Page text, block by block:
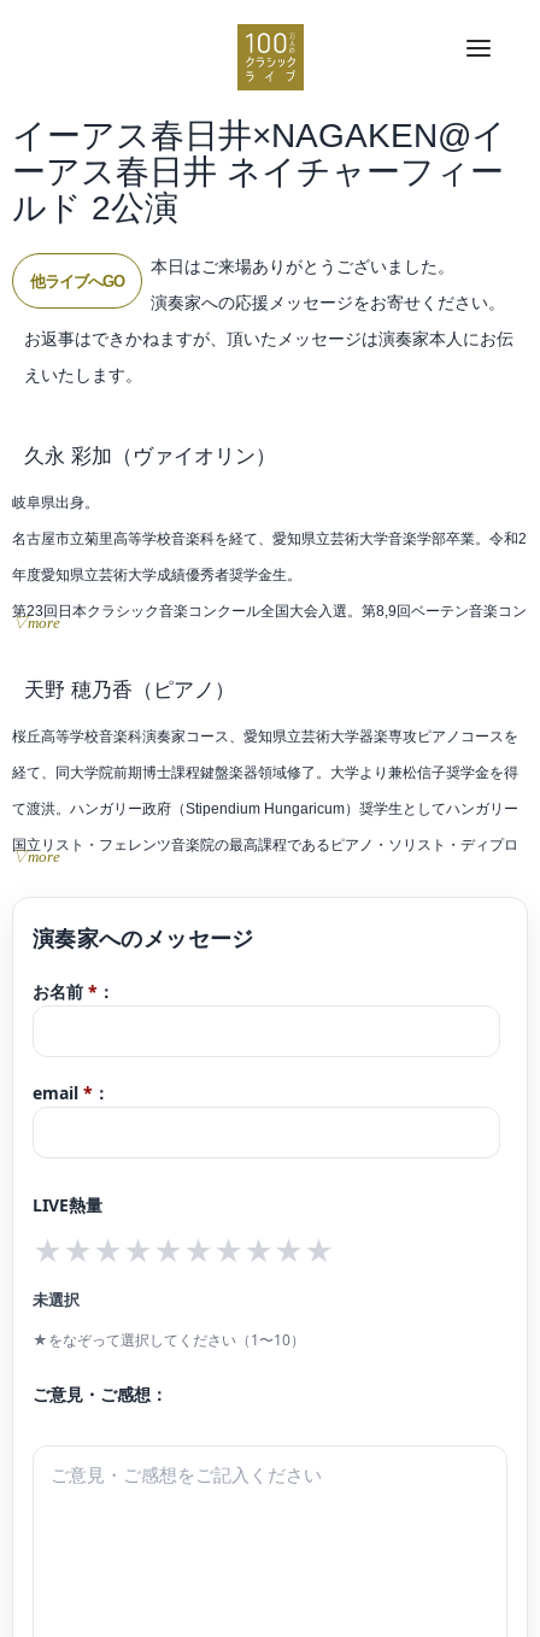
イーアス春日井×NAGAKEN@イ
ーアス春日井 ネイチャーフィー
ルド 2公演
他ライブへGO
本日はご来場ありがとうございました。
演奏家への応援メッセージをお寄せください。
お返事はできかねますが、頂いたメッセージは演奏家本人にお伝
えいたします。
久永 彩加 （ヴァイオリン）
岐阜県出身。
名古屋市立菊里高等学校音楽科を経て、愛知県立芸術大学音楽学部卒業。令和2
年度愛知県立芸術大学成績優秀者奨学金生。
第23回日本クラシック音楽コンクール全国大会入選。第8,9回ベーテン音楽コン
別賞受賞。第19回万里の長城杯国際音楽コンクール第1位、併せて理事長賞受
ョンにより「室内楽の楽しみ」「室内楽の夕べ」に出演。「清流の国ぎふ 文化
祭2024」の開会式にて、天皇皇后両陛下の御前で演奏。
2020〜2024年、第1期ぎふ弦楽器貸与プロジェクト〈STROAN〉メンバー。
第14回ミュージック・アカデミーinみやざき2021を受講。
これまでに花井晶子、古田央音、北垣紀子、白石禮子の各氏に師事。
▽more
天野 穂乃香 （ピアノ）
桜丘高等学校音楽科演奏家コース、愛知県立芸術大学器楽専攻ピアノコースを
経て、同大学院前期博士課程鍵盤楽器領域修了。大学より兼松信子奨学金を得
て渡洪。ハンガリー政府（Stipendium Hungaricum）奨学生としてハンガリー
国立リスト・フェレンツ音楽院の最高課程であるピアノ・ソリスト・ディプロ
100万人のクラシックライブアーティストとして全国各地でアウトリーチ演奏
活動や学校公演を行う他、室内楽、合唱など幅広い分野で演奏活動、後進の指
これまでにソリストとして、ソルノク市総音楽監督 井﨑正浩氏指揮によるソル
オーケストラと C.サン＝サーンス《ピアノ協奏曲第2番》を共演。
催されたBach Fesztiválに出演。
第32回 Grand Prize Virtuoso Wienにて第1位受賞 [オーストリア]、楽友協会に
▽more
お名前 * ：
email * ：
LIVE熱量
★★★★★★★★★★
未選択
★をなぞって選択してください（1〜10）
ご意見・ご感想：